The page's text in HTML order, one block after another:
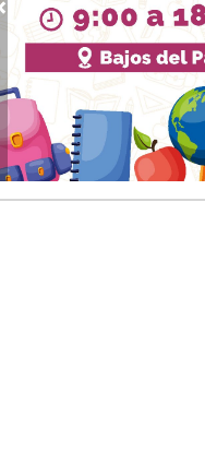
Ago 05, 2026 / 18:17
Alcalde de Úrsulo
previo a la votación de
Ago 05, 2026 / 18:00
Más boqueños se
Ana
Previous